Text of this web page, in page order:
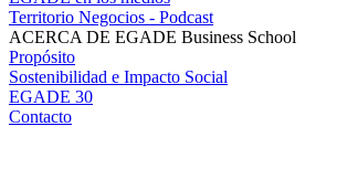
Territorio Negocios - Podcast
ACERCA DE EGADE Business School
Propósito
Sostenibilidad e Impacto Social
EGADE 30
Contacto